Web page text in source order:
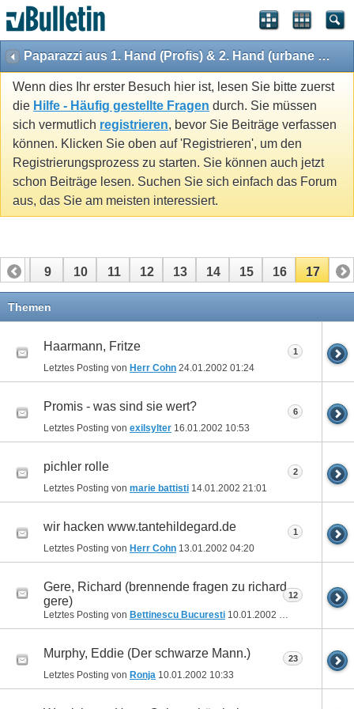
Paparazzi aus 1. Hand (Profis) & 2. Hand (urbane Mythen)
Wenn dies Ihr erster Besuch hier ist, lesen Sie bitte zuerst
die Hilfe - Häufig gestellte Fragen durch. Sie müssen
sich vermutlich registrieren, bevor Sie Beiträge verfassen
können. Klicken Sie oben auf 'Registrieren', um den
Registrierungsprozess zu starten. Sie können auch jetzt
schon Beiträge lesen. Suchen Sie sich einfach das Forum
aus, das Sie am meisten interessiert.
8 9 10 11 12 13 14 15 16 17
Themen
Haarmann, Fritze
Letztes Posting von Herr Cohn 24.01.2002 01:24
1
Promis - was sind sie wert?
Letztes Posting von exilsylter 16.01.2002 10:53
6
pichler rolle
Letztes Posting von marie battisti 14.01.2002 21:01
2
wir hacken www.tantehildegard.de
Letztes Posting von Herr Cohn 13.01.2002 04:20
1
Gere, Richard (brennende fragen zu richard
gere)
Letztes Posting von Bettinescu Bucuresti 10.01.2002 18:02
12
Murphy, Eddie (Der schwarze Mann.)
Letztes Posting von Ronja 10.01.2002 10:33
23